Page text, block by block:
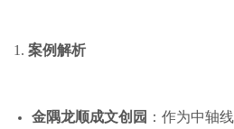
1. 案例解析
金隅龙顺成文创园 ：作为中轴